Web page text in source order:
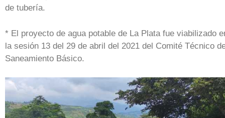
de tubería.
* El proyecto de agua potable de La Plata fue viabilizado
la sesión 13 del 29 de abril del 2021 del Comité Técnico
Saneamiento Básico.